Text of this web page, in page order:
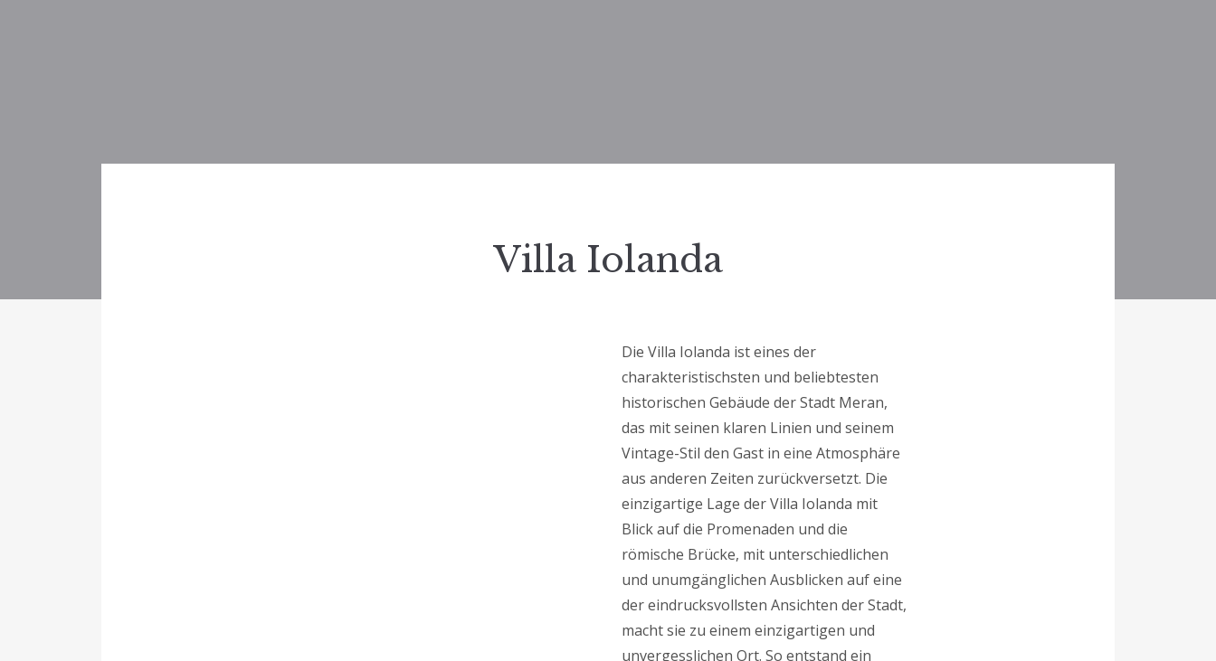
Villa Iolanda
Die Villa Iolanda ist eines der
charakteristischsten und beliebtesten
historischen Gebäude der Stadt Meran,
das mit seinen klaren Linien und seinem
Vintage-Stil den Gast in eine Atmosphäre
aus anderen Zeiten zurückversetzt. Die
einzigartige Lage der Villa Iolanda mit
Blick auf die Promenaden und die
römische Brücke, mit unterschiedlichen
und unumgänglichen Ausblicken auf eine
der eindrucksvollsten Ansichten der Stadt,
macht sie zu einem einzigartigen und
unvergesslichen Ort. So entstand ein